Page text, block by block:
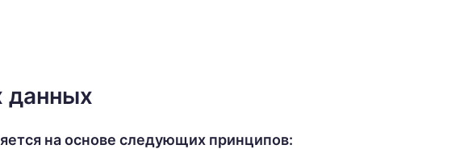
данных
на основе следующих принципов: